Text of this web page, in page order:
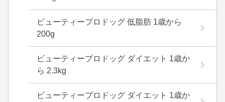
ビューティープロドッグ 低脂肪 1歳から
200g
ビューティープロドッグ ダイエット 1歳か
ら 2.3kg
ビューティープロドッグ ダイエット 1歳か